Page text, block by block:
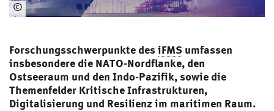
©
iF
Forschungsschwerpunkte desiFMS umfassen
insbesondere die NATO-Nordflanke, den
Ostseeraum und den Indo-Pazifik, sowie die
Themenfelder Kritische Infrastrukturen,
Digitalisierung und Resilienz im maritimen Raum.